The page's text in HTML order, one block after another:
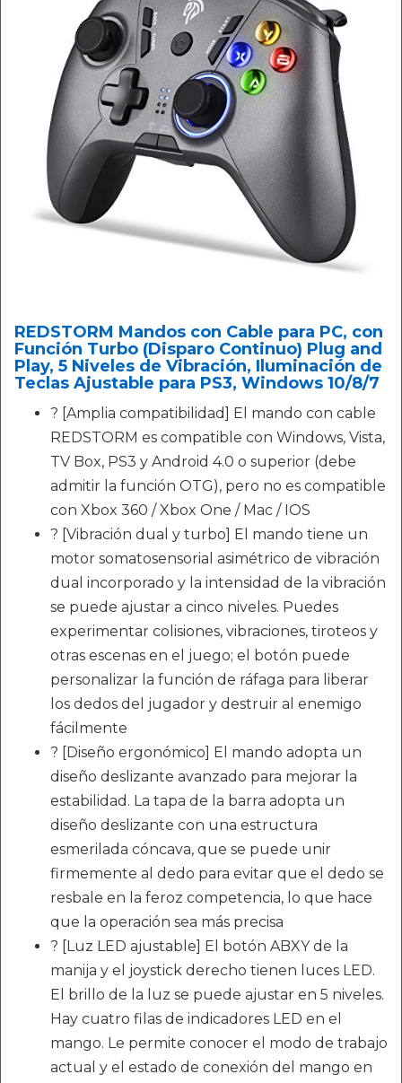
REDSTORM Mandos con Cable para PC, con
Función Turbo (Disparo Continuo) Plug and
Play, 5 Niveles de Vibración, Iluminación de
Teclas Ajustable para PS3, Windows 10/8/7
? [Amplia compatibilidad] El mando con cable
REDSTORM es compatible con Windows, Vista,
TV Box, PS3 y Android 4.0 o superior (debe
admitir la función OTG), pero no es compatible
con Xbox 360 / Xbox One / Mac / IOS
? [Vibración dual y turbo] El mando tiene un
motor somatosensorial asimétrico de vibración
dual incorporado y la intensidad de la vibración
se puede ajustar a cinco niveles. Puedes
experimentar colisiones, vibraciones, tiroteos y
otras escenas en el juego; el botón puede
personalizar la función de ráfaga para liberar
los dedos del jugador y destruir al enemigo
fácilmente
? [Diseño ergonómico] El mando adopta un
diseño deslizante avanzado para mejorar la
estabilidad. La tapa de la barra adopta un
diseño deslizante con una estructura
esmerilada cóncava, que se puede unir
firmemente al dedo para evitar que el dedo se
resbale en la feroz competencia, lo que hace
que la operación sea más precisa
? [Luz LED ajustable] El botón ABXY de la
manija y el joystick derecho tienen luces LED.
El brillo de la luz se puede ajustar en 5 niveles.
Hay cuatro filas de indicadores LED en el
mango. Le permite conocer el modo de trabajo
actual y el estado de conexión del mango en